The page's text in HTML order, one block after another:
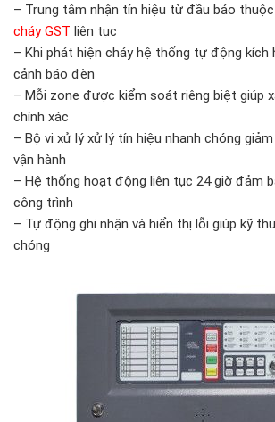
– Trung tâm nhận tín hiệu từ đầu báo
cháy GST liên tục
– Khi phát hiện cháy hệ thống tự động kích
cảnh báo đèn
– Mỗi zone được kiểm soát riêng biệt giúp
chính xác
– Bộ vi xử lý xử lý tín hiệu nhanh chóng
vận hành
– Hệ thống hoạt động liên tục 24 giờ đảm
công trình
– Tự động ghi nhận và hiển thị lỗi giúp kỹ
chóng